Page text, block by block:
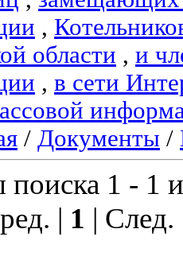
,
области , и
, в сети
/ Документы /
поиска 1 - 1
| 1 |